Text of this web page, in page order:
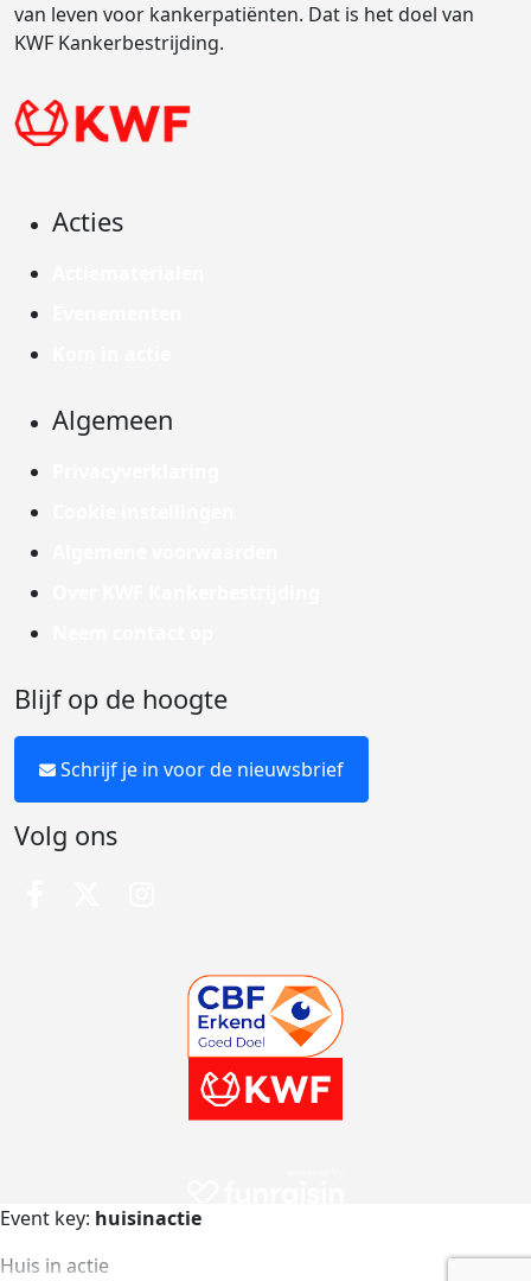
van leven voor kankerpatiënten. Dat is het doel van
KWF Kankerbestrijding.
Acties
Algemeen
Blijf op de hoogte
Schrijf je in voor de nieuwsbrief
Volg ons
Event key: huisinactie
Huis in actie